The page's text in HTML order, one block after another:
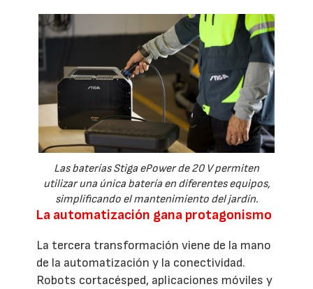
Las baterías Stiga ePower de 20 V permiten
utilizar una única batería en diferentes equipos,
simplificando el mantenimiento del jardín.
La automatización gana protagonismo
La tercera transformación viene de la mano
de la automatización y la conectividad.
Robots cortacésped, aplicaciones móviles y